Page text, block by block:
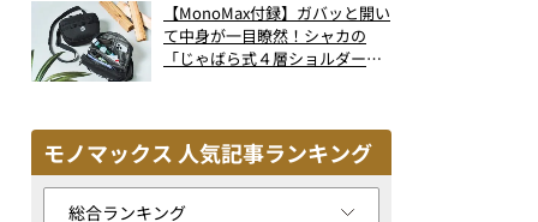
【MonoMax付録】ガバッと開い
て中身が一目瞭然！シャカの
「じゃばら式４層ショルダーバ
モノマックス 人気記事ランキング